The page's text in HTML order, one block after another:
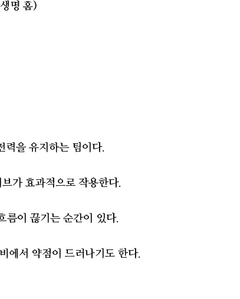
명 홈)
력을 유지하는 팀이다.
가 효과적으로 작용한다.
름이 끊기는 순간이 있다.
에서 약점이 드러나기도 한다.